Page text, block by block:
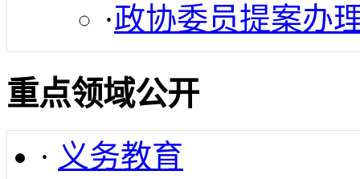
·政协委员提案办
重点领域公开
· 义务教育